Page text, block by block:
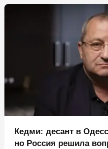
Кедми: десант в
но Россия решила